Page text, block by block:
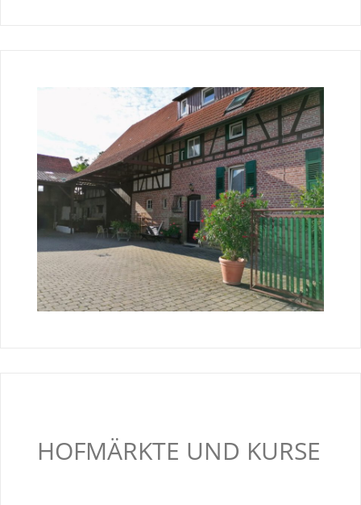
HOFMÄRKTE UND KURSE